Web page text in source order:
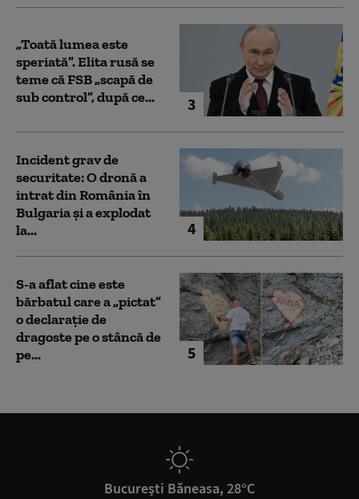
3
„Toată lumea este
speriată”. Elita rusă se
teme că FSB „scapă de
sub control”, după ce...
4
Incident grav de
securitate: O dronă a
intrat din România în
Bulgaria şi a explodat
la...
5
S-a aflat cine este
bărbatul care a „pictat”
o declarație de
dragoste pe o stâncă de
pe...
București Băneasa, 28°C